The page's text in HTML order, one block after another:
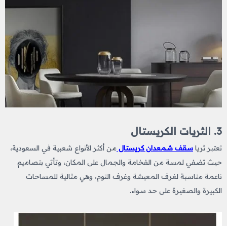
3. الثريات الكريستال
تعتبر ثريا سقف شمعدان كريستال من أكثر الأنواع شعبية في السعودية،
حيث تضفي لمسة من الفخامة والجمال على المكان، وتأتي بتصاميم
ناعمة مناسبة لغرف المعيشة وغرف النوم، وهي مثالية للمساحات
الكبيرة والصغيرة على حد سواء.